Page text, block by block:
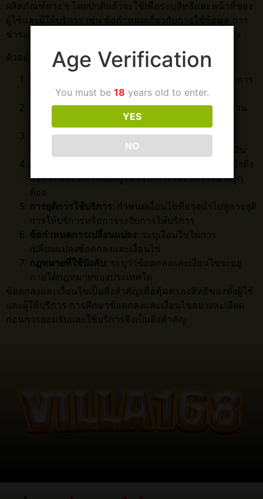
ผลิตภัณฑ์ต่าง ๆ โดยปกติแล้วจะใช้เพื่อระบุสิทธิและหน้าที่ของ
ผู้ใช้และผู้ให้บริการ เช่น ข้อกำหนดเกี่ยวกับการใช้ข้อมูล การ
ชำระเงิน การคืนเงิน ความรับผิดชอบ และข้อพิพาท เป็นต้น
ตัวอย่างข้อตกลงและเงื่อนไข:
: กำหนดวิธีการและเงื่อนไขการ
ใช้บริการหรือผลิตภัณฑ์
การรักษาความปลอดภัย: ระบุวิธีการป้องกันข้อมูลส่วน
บุคคลและข้อมูลที่เกี่ยวข้องกับการใช้บริการ
การชำระเงิน: ระบุเงื่อนไขการชำระเงิน เช่น วิธีการ
ชำระเงิน วันครบกำหนดชำระ และนโยบายการคืนเงิน
: ระบุสิทธิที่ผู้ใช้มี เช่น การเข้าถึง
บริการ และหน้าที่ของผู้ใช้ เช่น การใช้บริการอย่างถูก
ต้อง
การยุติการใช้บริการ : กำหนดเงื่อนไขที่อาจนำไปสู่การยุติ
การให้บริการหรือการระงับการให้บริการ
ข้อกำหนดการเปลี่ยนแปลง : ระบุเงื่อนไขในการ
เปลี่ยนแปลงข้อตกลงและเงื่อนไข
กฎหมายที่ใช้บังคับ : ระบุว่าข้อตกลงและเงื่อนไขจะอยู่
ภายใต้กฎหมายของประเทศใด
ข้อตกลงและเงื่อนไขเป็นสิ่งสำคัญเพื่อคุ้มครองสิทธิของทั้งผู้ใช้
และผู้ให้บริการ การศึกษาข้อตกลงและเงื่อนไขอย่างละเอียด
ก่อนการยอมรับและใช้บริการจึงเป็นสิ่งสำคัญ
Age Verification
You must be 18 years old to enter.
YES
NO